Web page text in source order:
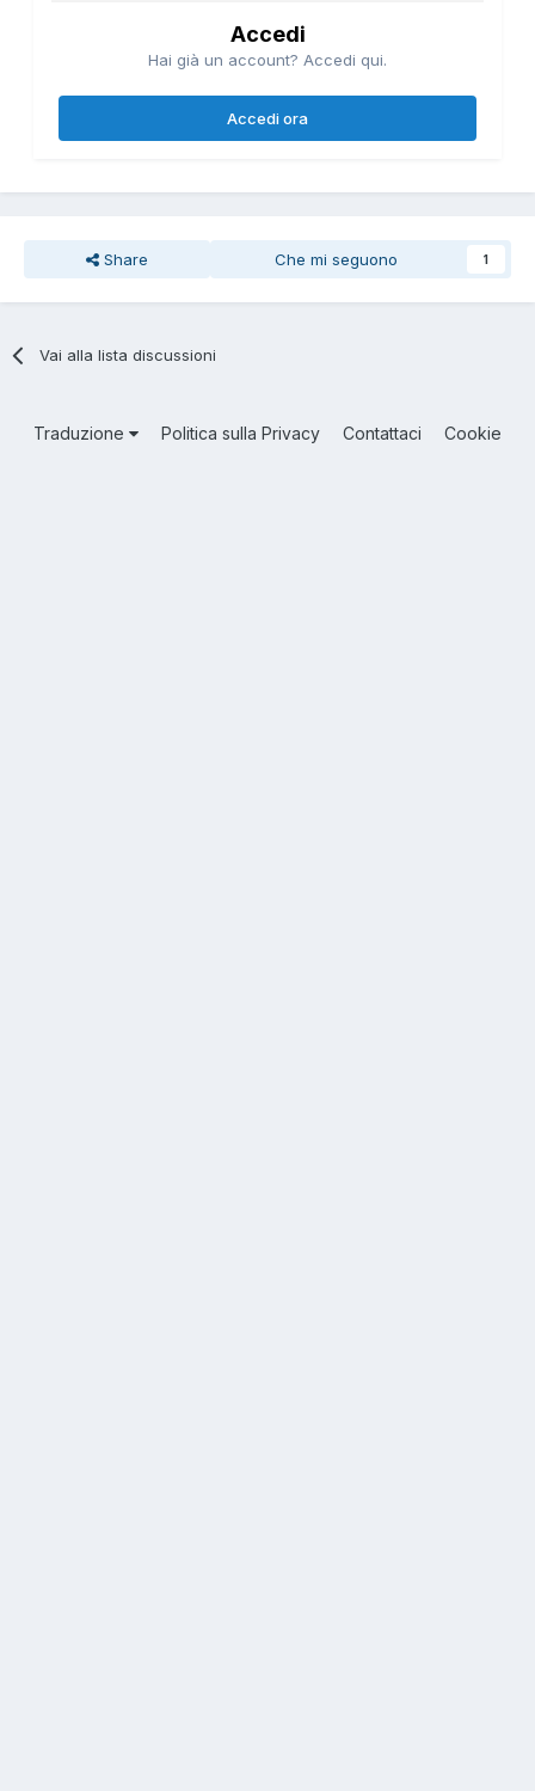
Accedi
Hai già un account? Accedi qui.
Accedi ora
Share Che mi seguono 1
Vai alla lista discussioni
Traduzione Politica sulla Privacy Contattaci Cookie